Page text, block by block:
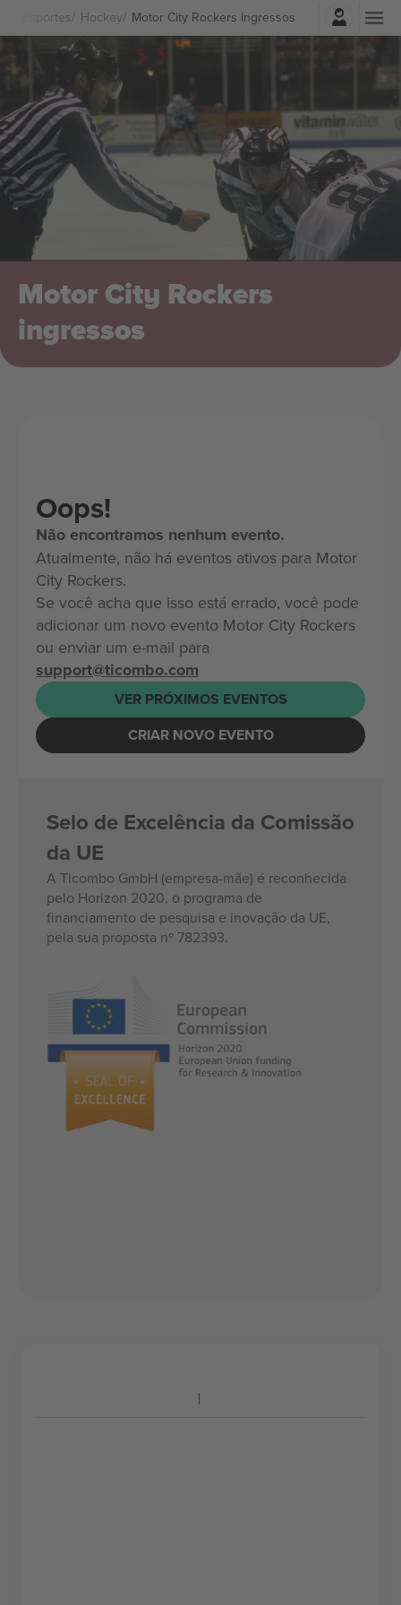
Esportes Hockey Motor City Rockers Ingressos
Entrar
Motor City Rockers
ingressos
Oops!
Não encontramos nenhum evento.
Atualmente, não há eventos ativos para Motor
City Rockers.
Se você acha que isso está errado, você pode
adicionar um novo evento Motor City Rockers
ou enviar um e-mail para
support@ticombo.com
VER PRÓXIMOS EVENTOS
CRIAR NOVO EVENTO
Selo de Excelência da Comissão
da UE
A Ticombo GmbH (empresa-mãe) é reconhecida
pelo Horizon 2020, o programa de
financiamento de pesquisa e inovação da UE,
pela sua proposta nº 782393.